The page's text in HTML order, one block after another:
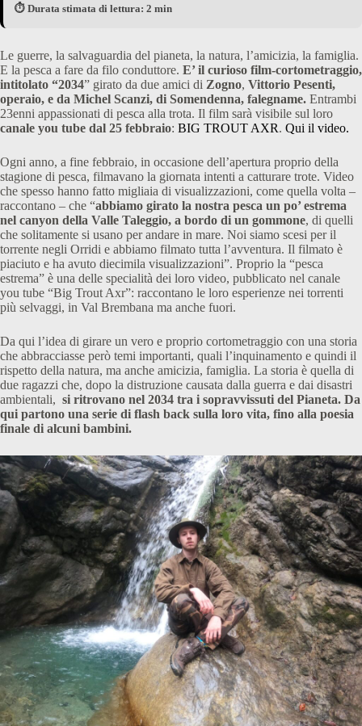
⏱️ Durata stimata di lettura: 2 min
Le guerre, la salvaguardia del pianeta, la natura, l’amicizia, la famiglia.
E la pesca a fare da filo conduttore. E’ il curioso film-cortometraggio,
intitolato “2034” girato da due amici di Zogno, Vittorio Pesenti,
operaio, e da Michel Scanzi, di Somendenna, falegname. Entrambi
23enni appassionati di pesca alla trota. Il film sarà visibile sul loro
canale you tube dal 25 febbraio: BIG TROUT AXR. Qui il video.
Ogni anno, a fine febbraio, in occasione dell’apertura proprio della
stagione di pesca, filmavano la giornata intenti a catturare trote. Video
che spesso hanno fatto migliaia di visualizzazioni, come quella volta –
raccontano – che “abbiamo girato la nostra pesca un po’ estrema
nel canyon della Valle Taleggio, a bordo di un gommone, di quelli
che solitamente si usano per andare in mare. Noi siamo scesi per il
torrente negli Orridi e abbiamo filmato tutta l’avventura. Il filmato è
piaciuto e ha avuto diecimila visualizzazioni”. Proprio la “pesca
estrema” è una delle specialità dei loro video, pubblicato nel canale
you tube “Big Trout Axr”: raccontano le loro esperienze nei torrenti
più selvaggi, in Val Brembana ma anche fuori.
Da qui l’idea di girare un vero e proprio cortometraggio con una storia
che abbracciasse però temi importanti, quali l’inquinamento e quindi il
rispetto della natura, ma anche amicizia, famiglia. La storia è quella di
due ragazzi che, dopo la distruzione causata dalla guerra e dai disastri
ambientali, si ritrovano nel 2034 tra i sopravvissuti del Pianeta. Da
qui partono una serie di flash back sulla loro vita, fino alla poesia
finale di alcuni bambini.